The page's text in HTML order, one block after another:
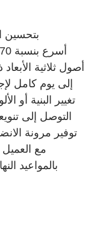
بتحسين
أصول ثلاثية
إلى يوم كامل
تغيير البنية أو
التوصل إلى
توفير مرونة
مع
بالمواعيد